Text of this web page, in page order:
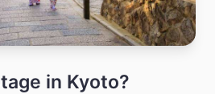
in Kyoto?